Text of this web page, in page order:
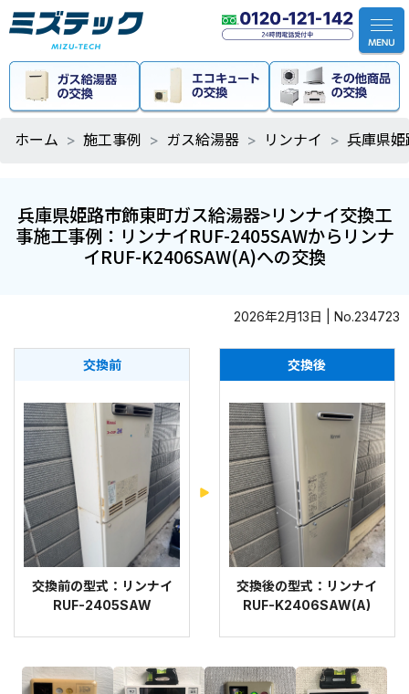
ホーム 施工事例 ガス給湯器 リンナイ 兵庫県
兵庫県姫路市飾東町ガス給湯器>リンナイ交換工
事施工事例：リンナイRUF-2405SAWからリンナ
イRUF-K2406SAW(A)への交換
2026年2月13日 | No.234723
交換前
交換前の型式：リンナイ
RUF-2405SAW
交換後
交換後の型式：リンナイ
RUF-K2406SAW(A)